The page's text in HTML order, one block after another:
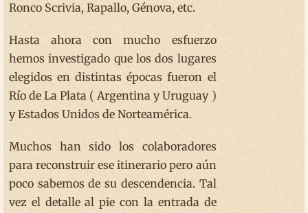
Ronco Scrivia, Rapallo, Génova, etc.
Hasta ahora con mucho esfuerzo
hemos investigado que los dos lugares
elegidos en distintas épocas fueron el
Río de La Plata ( Argentina y Uruguay )
y Estados Unidos de Norteamérica.
Muchos han sido los colaboradores
para reconstruir ese itinerario pero aún
poco sabemos de su descendencia. Tal
vez el detalle al pie con la entrada de